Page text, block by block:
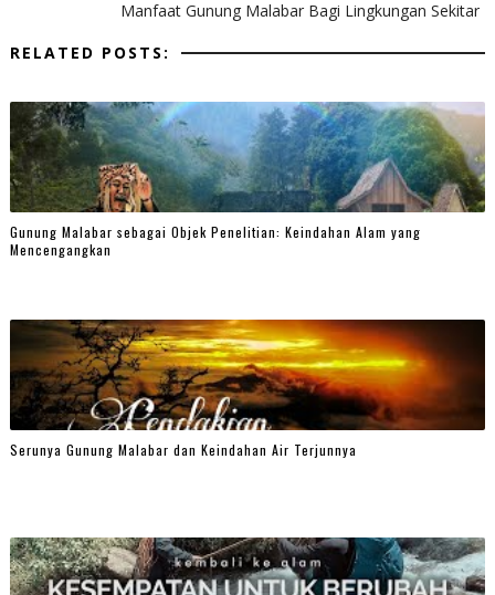
Manfaat Gunung Malabar Bagi Lingkungan Sekitar
RELATED POSTS:
Gunung Malabar sebagai Objek Penelitian: Keindahan Alam yang
Mencengangkan
Serunya Gunung Malabar dan Keindahan Air Terjunnya